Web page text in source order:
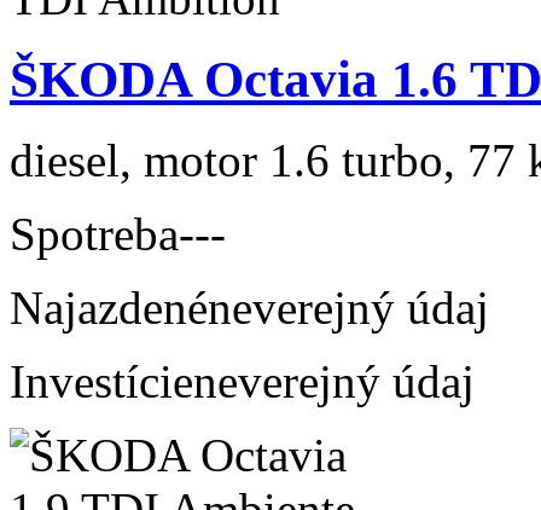
ŠKODA Octavia 1.6
diesel, motor 1.6 turbo, 77
Spotreba---
Najazdenéneverejný údaj
Investícieneverejný údaj